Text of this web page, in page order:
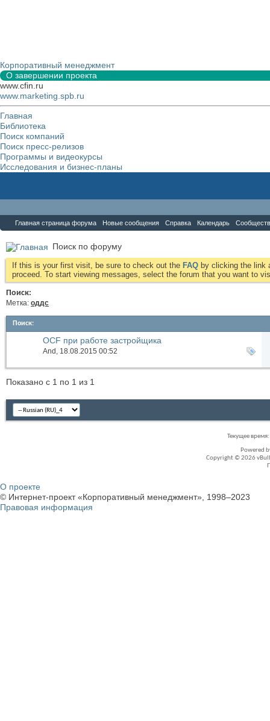
Корпоративный менеджмент
О завершении проекта
www.cfin.ru
www.marketing.spb.ru
Главная
Библиотека
Поиск компаний
Поиск пресс-релизов
Программы и видеокурсы
Исследования и бизнес-планы
Главная страница форума Новые сообщения Справка Календарь
Поиск по форуму
If this is your first visit, be sure to check out the FAQ by clicking the link
proceed. To start viewing messages, select the forum that you want to
Поиск:
Метка: оддс
Поиск:
OCF при работе застройщика
And , 18.08.2015 00:52
Показано с 1 по 1 из 1
Текущее время:
Powered
Copyright © 2026
О проекте
© Интернет-проект «Корпоративный менеджмент», 1998–2023
Правовая информация